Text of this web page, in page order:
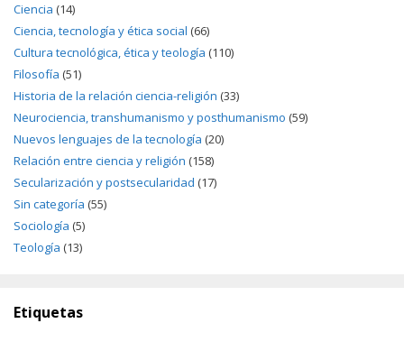
Ciencia (14)
Ciencia, tecnología y ética social (66)
Cultura tecnológica, ética y teología (110)
Filosofía (51)
Historia de la relación ciencia-religión (33)
Neurociencia, transhumanismo y posthumanismo (59)
Nuevos lenguajes de la tecnología (20)
Relación entre ciencia y religión (158)
Secularización y postsecularidad (17)
Sin categoría (55)
Sociología (5)
Teología (13)
Etiquetas